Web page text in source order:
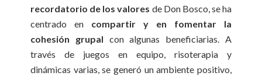
recordatorio de los valores de Don Bosco, se ha
centrado en compartir y en fomentar la
cohesión grupal con algunas beneficiarias. A
través de juegos en equipo, risoterapia y
dinámicas varias, se generó un ambiente positivo,